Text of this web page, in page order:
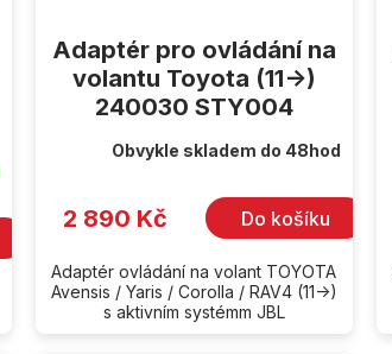
Adaptér pro ovládání na
volantu Toyota (11->)
240030 STY004
Obvykle skladem do 48hod
2 890 Kč Do košíku
Adaptér ovládání na volant TOYOTA
Avensis / Yaris / Corolla / RAV4 (11->)
s aktivním systémm JBL